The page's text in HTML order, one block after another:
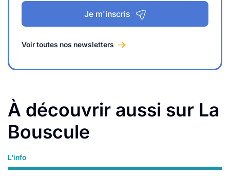
Je m'inscris
Voir toutes nos newsletters
À découvrir aussi sur La
Bouscule
L'info
Lire plus